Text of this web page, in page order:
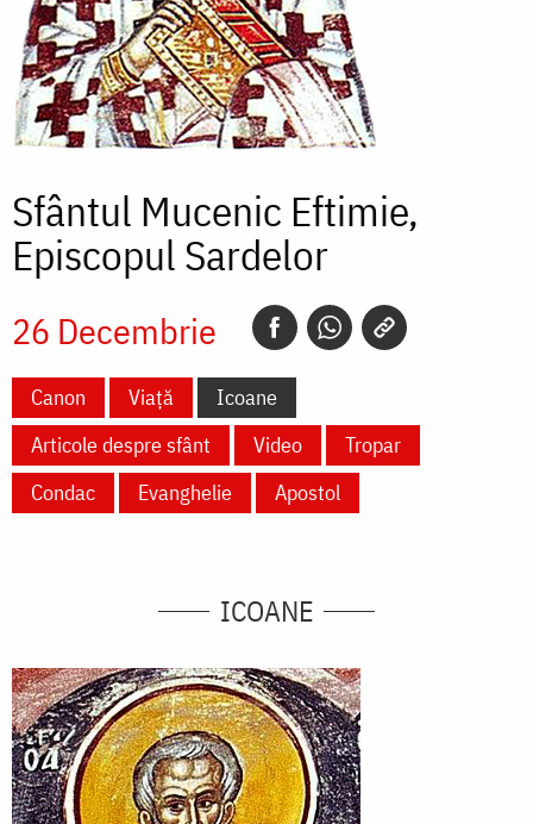
Sfântul Mucenic Eftimie,
Episcopul Sardelor
26 Decembrie
Canon Viață
Icoane
Articole despre sfânt
Video
Tropar
Condac
Evanghelie Apostol
ICOANE